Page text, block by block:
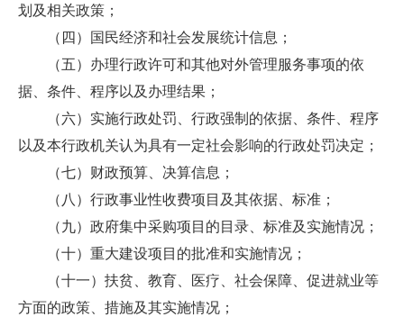
划及相关政策；
（四）国民经济和社会发展统计信息；
（五）办理行政许可和其他对外管理服务事项的依
据、条件、程序以及办理结果；
（六）实施行政处罚、行政强制的依据、条件、程序
以及本行政机关认为具有一定社会影响的行政处罚决定；
（七）财政预算、决算信息；
（八）行政事业性收费项目及其依据、标准；
（九）政府集中采购项目的目录、标准及实施情况；
（十）重大建设项目的批准和实施情况；
（十一）扶贫、教育、医疗、社会保障、促进就业等
方面的政策、措施及其实施情况；